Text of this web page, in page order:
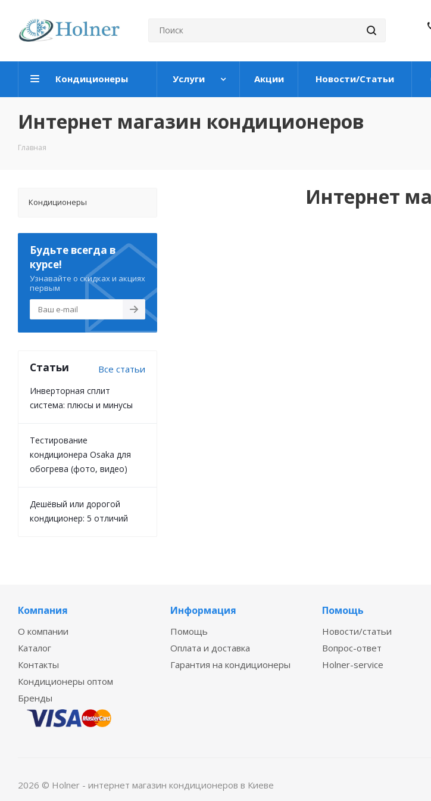
Кондиционеры Услуги Акции Новости/Статьи
Интернет магазин кондиционеров
Главная
Интернет
Кондиционеры
Будьте всегда в
курсе!
Узнавайте о скидках и акциях
первым
Статьи Все статьи
Инверторная сплит
система: плюсы и минусы
Тестирование
кондиционера Osaka для
обогрева (фото, видео)
Дешёвый или дорогой
кондиционер: 5 отличий
Компания
О компании
Каталог
Контакты
Кондиционеры оптом
Бренды
Информация
Помощь
Оплата и доставка
Гарантия на кондиционеры
Помощь
Новости/статьи
Вопрос-ответ
Holner-service
2026 © Holner - интернет магазин кондиционеров в Киеве